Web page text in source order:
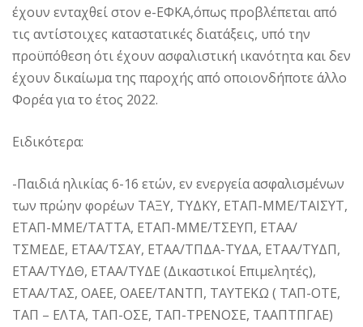
έχουν ενταχθεί στον e-ΕΦΚΑ,όπως προβλέπεται από
τις αντίστοιχες καταστατικές διατάξεις, υπό την
προϋπόθεση ότι έχουν ασφαλιστική ικανότητα και δεν
έχουν δικαίωμα της παροχής από οποιονδήποτε άλλο
Φορέα για το έτος 2022.
Ειδικότερα:
-Παιδιά ηλικίας 6-16 ετών, εν ενεργεία ασφαλισμένων
των πρώην φορέων ΤΑΞΥ, ΤΥΔΚΥ, ΕΤΑΠ-ΜΜΕ/ΤΑΙΣΥΤ,
ΕΤΑΠ-ΜΜΕ/ΤΑΤΤΑ, ΕΤΑΠ-ΜΜΕ/ΤΣΕΥΠ, ΕΤΑΑ/
ΤΣΜΕΔΕ, ΕΤΑΑ/ΤΣΑΥ, ΕΤΑΑ/ΤΠΔΑ-ΤΥΔΑ, ΕΤΑΑ/ΤΥΔΠ,
ΕΤΑΑ/ΤΥΔΘ, ΕΤΑΑ/ΤΥΔΕ (Δικαστικοί Επιμελητές),
ΕΤΑΑ/ΤΑΣ, ΟΑΕΕ, ΟΑΕΕ/ΤΑΝΤΠ, ΤΑΥΤΕΚΩ ( ΤΑΠ-ΟΤΕ,
ΤΑΠ – ΕΛΤΑ, ΤΑΠ-ΟΣΕ, ΤΑΠ-ΤΡΕΝΟΣΕ, ΤΑΑΠΤΠΓΑΕ)